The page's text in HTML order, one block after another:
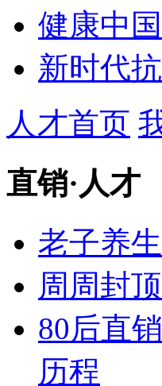
健康中
新时代
人才首页
直销· 人才
老子养
周周封
80后直
历程